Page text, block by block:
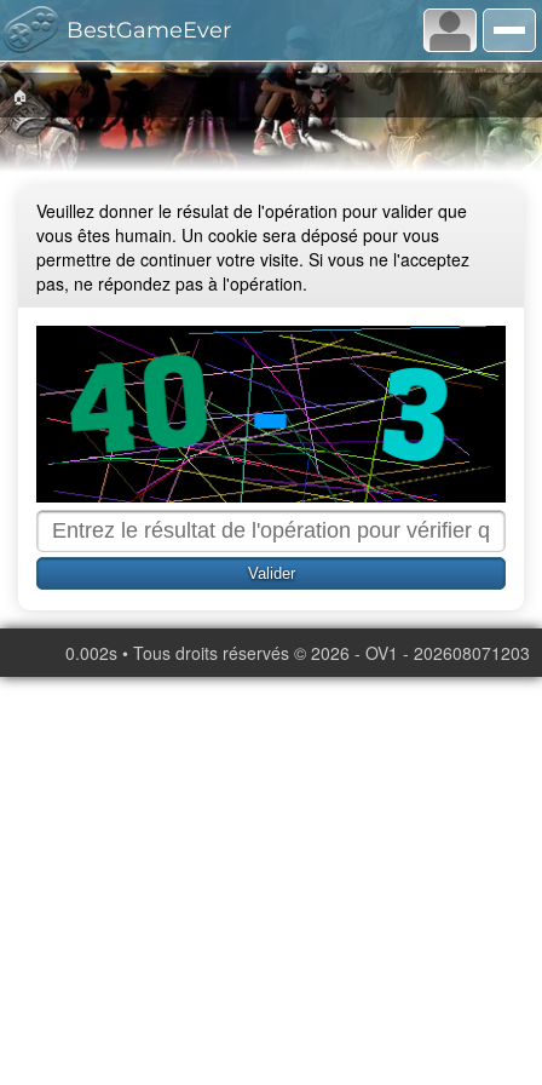
BestGameEver
🏠
Veuillez donner le résulat de l'opération pour valider que
vous êtes humain. Un cookie sera déposé pour vous
permettre de continuer votre visite. Si vous ne l'acceptez
pas, ne répondez pas à l'opération.
0.002s • Tous droits réservés © 2026 - OV1 - 202608071203